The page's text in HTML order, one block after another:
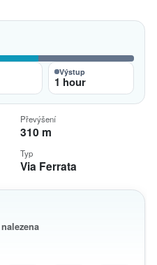
Výstup
1 hour
Převýšení
310 m
Typ
Via Ferrata